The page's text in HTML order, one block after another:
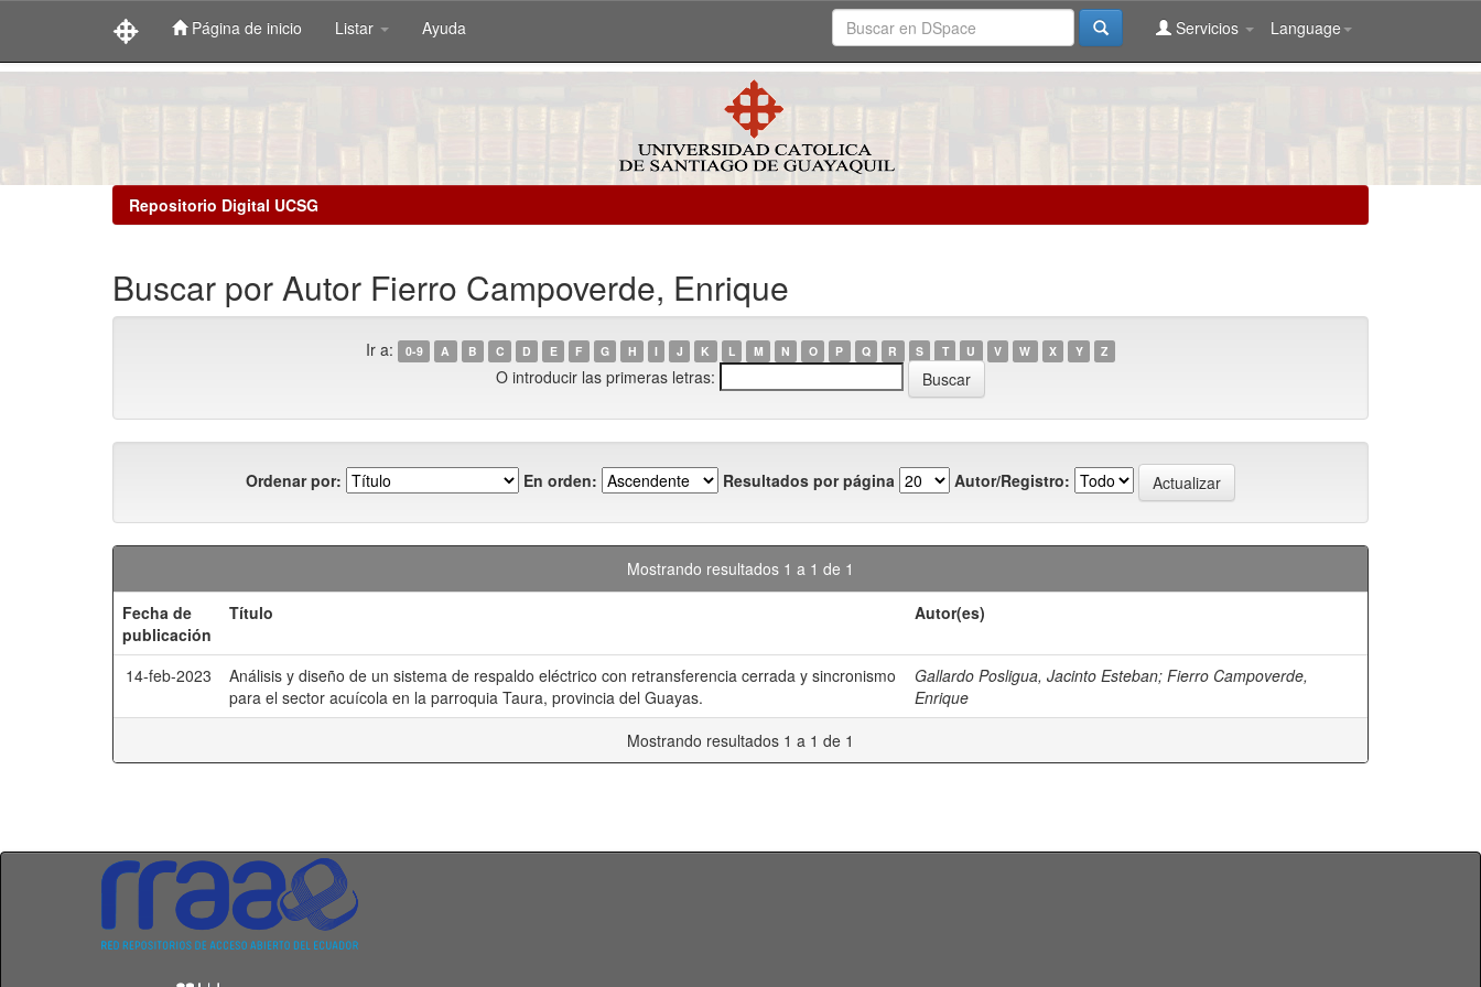
Página de inicio Listar Ayuda Language
Servicios
Repositorio Digital UCSG
Buscar por Autor Fierro Campoverde, Enrique
Ir a: 0-9 A B C D E F G H I J K L M N O P Q R S T U V W X Y Z
O introducir las primeras letras:
Ordenar por: En orden: Resultados por página Autor/Registro:
Mostrando resultados 1 a 1 de 1
Fecha de
publicación
Título Autor(es)
14-feb-2023
Análisis y diseño de un sistema de respaldo eléctrico con retransferencia cerrada y sincronismo
para el sector acuícola en la parroquia Taura, provincia del Guayas.
Gallardo Posligua, Jacinto Esteban; Fierro Campoverde,
Enrique
Mostrando resultados 1 a 1 de 1